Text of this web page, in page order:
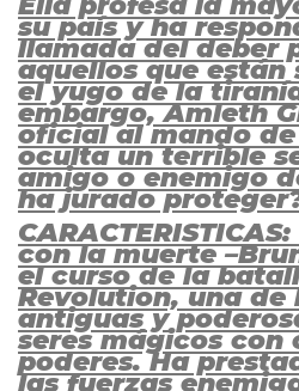
su país y ha
llamada del deber
aquellos que
el yugo de la
embargo, Amleth
oficial al mando
oculta un terrible
amigo o enemigo
ha jurado
con la muerte
el curso de la
Revolution, una de
antiguas y
seres mágicos
poderes. Ha
las fuerzas